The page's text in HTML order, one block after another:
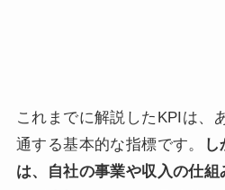
これまでに解説したKPIは、
通する基本的な指標です。
は、自社の事業や収入の仕